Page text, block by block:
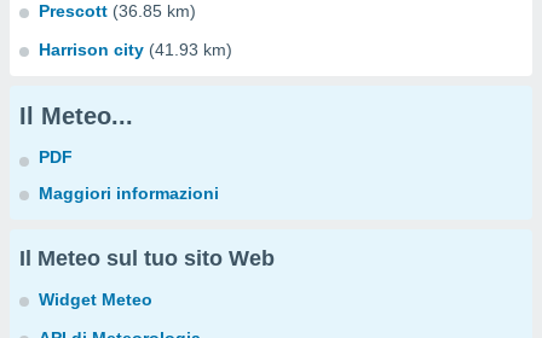
Prescott (36.85 km)
Harrison city (41.93 km)
Il Meteo...
PDF
Maggiori informazioni
Il Meteo sul tuo sito Web
Widget Meteo